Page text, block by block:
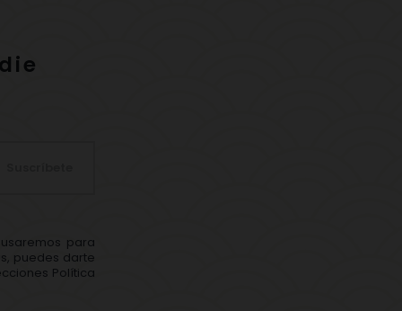
para
puedes darte
Política